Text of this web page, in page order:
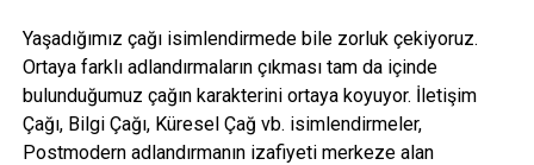
Yaşadığımız çağı isimlendirmede bile zorluk çekiyoruz.
Ortaya farklı adlandırmaların çıkması tam da içinde
bulunduğumuz çağın karakterini ortaya koyuyor. İletişim
Çağı, Bilgi Çağı, Küresel Çağ vb. isimlendirmeler,
Postmodern adlandırmanın izafiyeti merkeze alan